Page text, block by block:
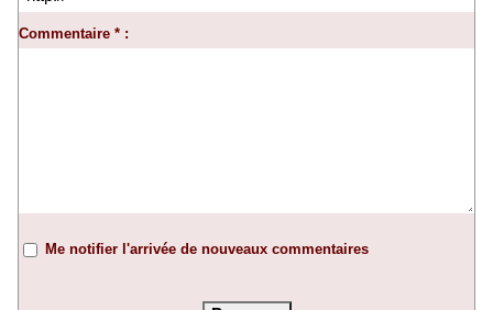
Commentaire * :
Me notifier l'arrivée de nouveaux commentaires